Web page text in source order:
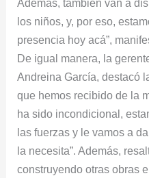
Además, también van a
los niños, y, por eso,
presencia hoy acá”,
De igual manera, la
Andreina García, destacó
que hemos recibido de la
ha sido incondicional,
las fuerzas y le vamos a
la necesita”. Además,
construyendo otras obras